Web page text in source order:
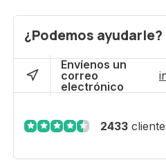
¿Podemos ayudarle?
Envíenos un
correo
electrónico
2433